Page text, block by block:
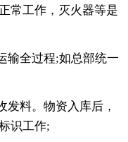
常工作，灭火器等是
输全过程;如总部统一
发料。物资入库后，
识工作;